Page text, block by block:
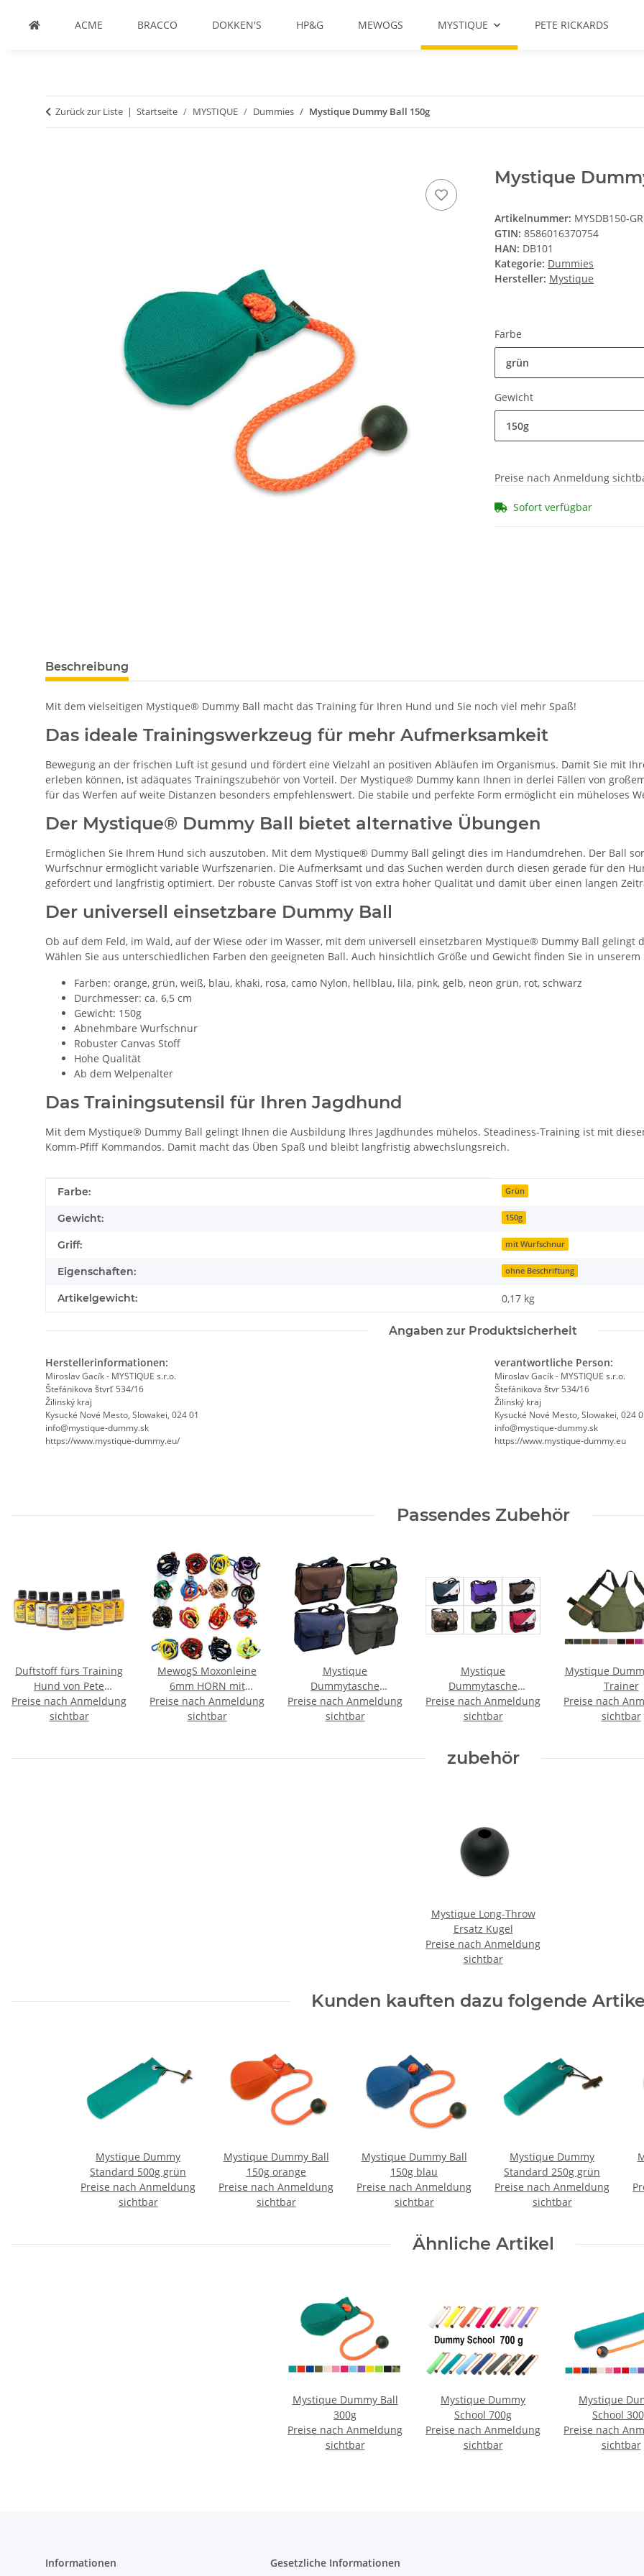
ACME BRACCO DOKKEN'S HP&G MEWOGS MYSTIQUE PETE RICKARDS
Zurück zur Liste Startseite MYSTIQUE Dummies Mystique Dummy Ball 150g
Mystique
Artikelnummer: MYSDB150-GR
GTIN: 8586016370754
HAN: DB101
Kategorie: Dummies
Hersteller: Mystique
Farbe
grün
Gewicht
150g
Preise nach Anmeldung
Sofort verfügbar
Beschreibung
Mit dem vielseitigen Mystique® Dummy Ball macht das Training für Ihren Hund und Sie noch viel mehr Spaß!
Das ideale Trainingswerkzeug für mehr Aufmerksamkeit
Bewegung an der frischen Luft ist gesund und fördert eine Vielzahl an positiven Abläufen im Organismus. Damit Sie mit
erleben können, ist adäquates Trainingszubehör von Vorteil. Der Mystique® Dummy kann Ihnen in derlei Fällen von
für das Werfen auf weite Distanzen besonders empfehlenswert. Die stabile und perfekte Form ermöglicht ein müheloses
Der Mystique® Dummy Ball bietet alternative Übungen
Ermöglichen Sie Ihrem Hund sich auszutoben. Mit dem Mystique® Dummy Ball gelingt dies im Handumdrehen. Der Ball
Wurfschnur ermöglicht variable Wurfszenarien. Die Aufmerksamt und das Suchen werden durch diesen gerade für den
gefördert und langfristig optimiert. Der robuste Canvas Stoff ist von extra hoher Qualität und damit über einen langen
Der universell einsetzbare Dummy Ball
Ob auf dem Feld, im Wald, auf der Wiese oder im Wasser, mit dem universell einsetzbaren Mystique® Dummy Ball
Wählen Sie aus unterschiedlichen Farben den geeigneten Ball. Auch hinsichtlich Größe und Gewicht finden Sie in
Farben: orange, grün, weiß, blau, khaki, rosa, camo Nylon, hellblau, lila, pink, gelb, neon grün, rot, schwarz
Durchmesser: ca. 6,5 cm
Gewicht: 150g
Abnehmbare Wurfschnur
Robuster Canvas Stoff
Hohe Qualität
Ab dem Welpenalter
Das Trainingsutensil für Ihren Jagdhund
Mit dem Mystique® Dummy Ball gelingt Ihnen die Ausbildung Ihres Jagdhundes mühelos. Steadiness-Training ist mit
Komm-Pfiff Kommandos. Damit macht das Üben Spaß und bleibt langfristig abwechslungsreich.
Produkteigenschaft
Wert
Farbe: Grün
Gewicht: 150g
Griff: mit Wurfschnur
Eigenschaften: ohne Beschriftung
Artikelgewicht: 0,17 kg
Angaben zur Produktsicherheit
Herstellerinformationen:
Miroslav Gacík - MYSTIQUE s.r.o.
Štefánikova štvrť 534/16
Žilinský kraj
Kysucké Nové Mesto, Slowakei, 024 01
info@mystique-dummy.sk
https://www.mystique-dummy.eu/
verantwortliche Person:
Miroslav Gacík - MYSTIQUE s.r.o.
Štefánikova štvr 534/16
Žilinský kraj
Kysucké Nové Mesto, Slowakei, 024
info@mystique-dummy.sk
https://www.mystique-dummy.eu
Passendes Zubehör
Duftstoff fürs Training
Hund von Pete
Rickard's
Preise nach Anmeldung
sichtbar
MewogS Moxonleine
6mm HORN mit
Zugbegrenzung
Preise nach Anmeldung
sichtbar
Mystique
Dummytasche
Dummybag Classic
Preise nach Anmeldung
sichtbar
Mystique
Dummytasche
Dummybag Profi
Preise nach Anmeldung
sichtbar
Mystique
Trainer
Preise nach
sichtbar
zubehör
Mystique Long-Throw
Ersatz Kugel
Preise nach Anmeldung
sichtbar
Kunden kauften dazu folgende
Mystique Dummy
Standard 500g grün
Preise nach Anmeldung
sichtbar
Mystique Dummy Ball
150g orange
Preise nach Anmeldung
sichtbar
Mystique Dummy Ball
150g blau
Preise nach Anmeldung
sichtbar
Mystique Dummy
Standard 250g grün
Preise nach Anmeldung
sichtbar
Ähnliche Artikel
Mystique Dummy Ball
300g
Preise nach Anmeldung
sichtbar
Mystique Dummy
School 700g
Preise nach Anmeldung
sichtbar
Mystique
School
Preise nach
sichtbar
Informationen Gesetzliche Informationen